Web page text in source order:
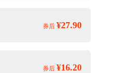
券后 ¥27.90
券后 ¥16.20